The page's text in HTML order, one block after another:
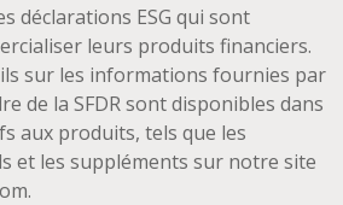
déclarations ESG qui sont
leurs produits financiers.
sur les informations fournies par
de la SFDR sont disponibles dans
aux produits, tels que les
et les suppléments sur notre site